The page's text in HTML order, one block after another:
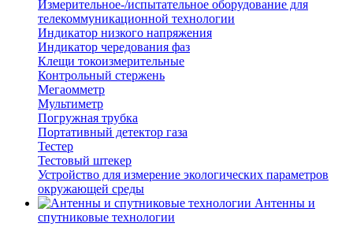
Измерительное-/испытательное оборудование для
телекоммуникационной технологии
Индикатор низкого напряжения
Индикатор чередования фаз
Клещи токоизмерительные
Контрольный стержень
Мегаомметр
Мультиметр
Погружная трубка
Портативный детектор газа
Тестер
Тестовый штекер
Устройство для измерение экологических параметров
окружающей среды
Антенны и
спутниковые технологии